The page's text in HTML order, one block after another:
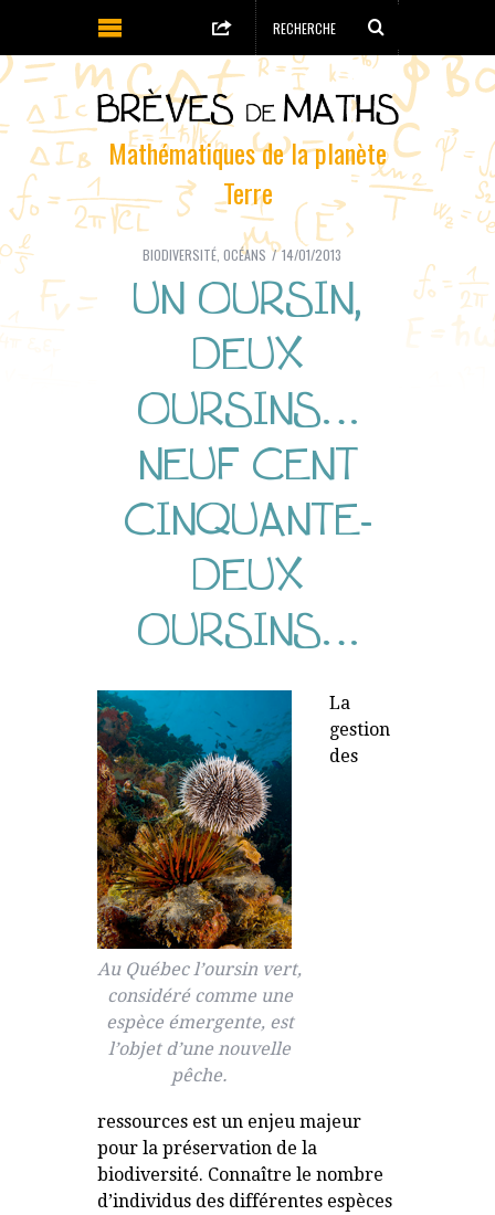
Mathématiques de la planète
Terre
BIODIVERSITÉ OCÉANS 14/01/2013
UN OURSIN,
DEUX
OURSINS…
NEUF CENT
CINQUANTE-
DEUX
OURSINS…
Au Québec l’oursin vert,
considéré comme une
espèce émergente, est
l’objet d’une nouvelle
pêche.
La
gestion
des
ressources est un enjeu majeur
pour la préservation de la
biodiversité. Connaître le nombre
d’individus des différentes espèces